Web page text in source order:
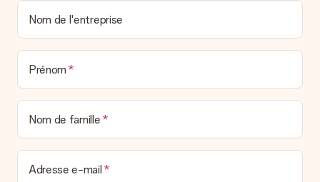
Nom de l'entreprise
Prénom
Nom de famille
Adresse e-mail